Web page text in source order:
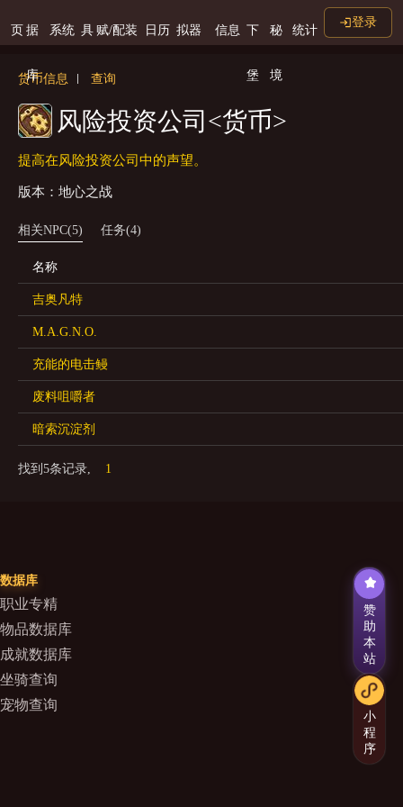
页 据
库
系统 具 赋/配装 日历 拟器 信息 下
堡
秘
境
统计
登录
货币信息 查询
风险投资公司<货币>
提高在风险投资公司中的声望。
版本：地心之战
相关NPC(5) 任务(4)
名称
吉奥凡特
M.A.G.N.O.
充能的电击鳗
废料咀嚼者
暗索沉淀剂
找到5条记录, 1
数据库
职业专精
物品数据库
成就数据库
坐骑查询
宠物查询
赞
助
本
站
小
程
序